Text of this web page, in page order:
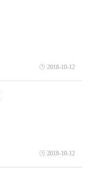
2018-10-12
2018-10-12